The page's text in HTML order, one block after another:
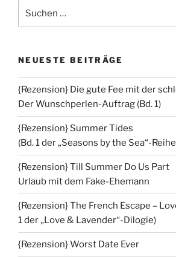
nach:
NEUESTE BEITRÄGE
{Rezension} Die gute Fee mit der
Der Wunschperlen-Auftrag (Bd. 1)
{Rezension} Summer Tides
(Bd. 1 der „Seasons by the Sea“-
{Rezension} Till Summer Do Us Part
Urlaub mit dem Fake-Ehemann
{Rezension} The French Escape –
1 der „Love & Lavender“-Dilogie)
{Rezension} Worst Date Ever